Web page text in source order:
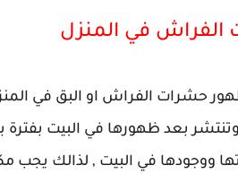
في المنزل
حشرات الفراش او البق في
وتنتشر بعد ظهورها في البيت
حياتها ووجودها في البيت , لذالك